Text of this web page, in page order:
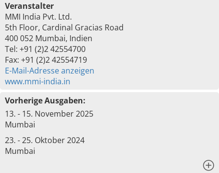
Veranstalter
MMI India Pvt. Ltd.
5th Floor, Cardinal Gracias Road
400 052 Mumbai, Indien
Tel: +91 (2)2 42554700
Fax: +91 (2)2 42554719
E-Mail-Adresse anzeigen
www.mmi-india.in
Vorherige Ausgaben:
13. - 15. November 2025
Mumbai
23. - 25. Oktober 2024
Mumbai